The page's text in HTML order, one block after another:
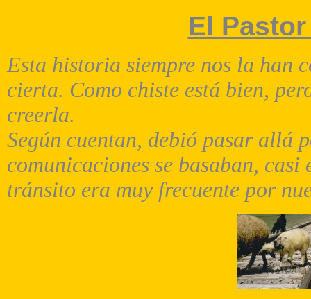
El
Esta historia siempre nos la han
cierta. Como chiste está bien,
creerla.
Según cuentan, debió pasar allá
comunicaciones se basaban,
tránsito era muy frecuente por